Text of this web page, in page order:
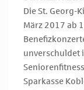
Die St. Georg-
März 2017 ab
unverschuldet
Sparkasse